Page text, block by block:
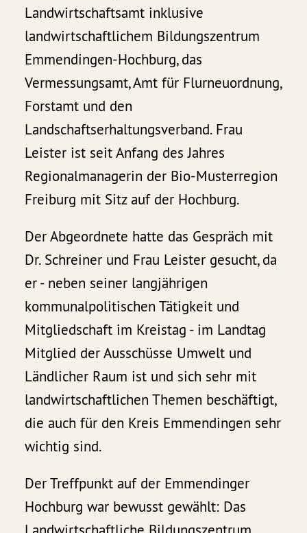
Landwirtschaftsamt inklusive
landwirtschaftlichem Bildungszentrum
Emmendingen-Hochburg, das
Vermessungsamt, Amt für Flurneuordnung,
Forstamt und den
Landschaftserhaltungsverband. Frau
Leister ist seit Anfang des Jahres
Regionalmanagerin der Bio-Musterregion
Freiburg mit Sitz auf der Hochburg.
Der Abgeordnete hatte das Gespräch mit
Dr. Schreiner und Frau Leister gesucht, da
er - neben seiner langjährigen
kommunalpolitischen Tätigkeit und
Mitgliedschaft im Kreistag - im Landtag
Mitglied der Ausschüsse Umwelt und
Ländlicher Raum ist und sich sehr mit
landwirtschaftlichen Themen beschäftigt,
die auch für den Kreis Emmendingen sehr
wichtig sind.
Der Treffpunkt auf der Emmendinger
Hochburg war bewusst gewählt: Das